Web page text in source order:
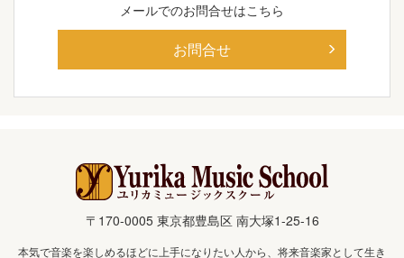
メールでのお問合せはこちら
お問合せ
〒170-0005 東京都豊島区 南大塚1-25-16
本気で音楽を楽しめるほどに上手になりたい人から、将来音楽家として生き